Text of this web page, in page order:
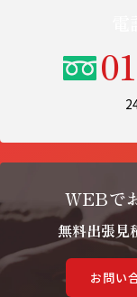
WEBで
無料出張見
お問い